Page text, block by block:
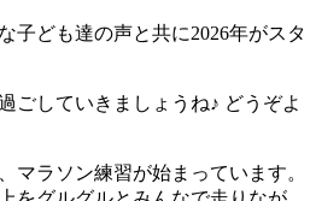
子ども達の声と共に2026年がスタ
ごしていきましょうね♪ どうぞよ
マラソン練習が始まっています。